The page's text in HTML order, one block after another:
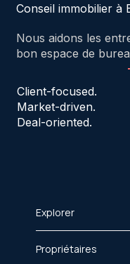
Conseil immobilier à
Nous aidons les
bon espace de
Client-focused.
Market-driven.
Deal-oriented.
Explorer
Propriétaires